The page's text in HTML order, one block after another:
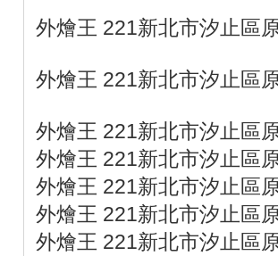
外燴王 221新北市汐止區
外燴王 221新北市汐止區
外燴王 221新北市汐止區
外燴王 221新北市汐止區
外燴王 221新北市汐止區
外燴王 221新北市汐止區
外燴王 221新北市汐止區